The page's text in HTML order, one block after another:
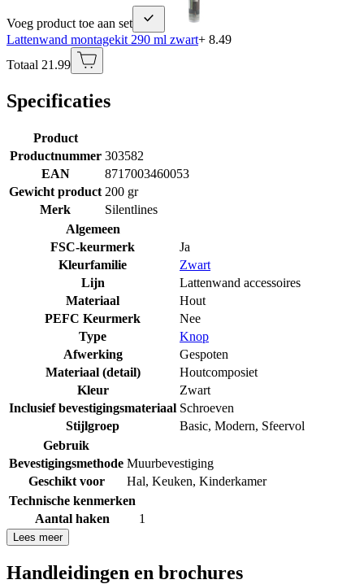
Voeg product toe aan set
Lattenwand montagekit 290 ml zwart+ 8.49
Totaal 21.99
Specificaties
Product
Productnummer 303582
EAN
8717003460053
Gewicht product 200 gr
Merk
Silentlines
Algemeen
FSC-keurmerk
Ja
Kleurfamilie
Zwart
Lijn
Lattenwand accessoires
Materiaal
Hout
PEFC Keurmerk
Nee
Type
Knop
Afwerking
Gespoten
Materiaal (detail)
Houtcomposiet
Kleur
Zwart
Inclusief bevestigingsmateriaal Schroeven
Stijlgroep
Basic, Modern, Sfeervol
Gebruik
Bevestigingsmethode Muurbevestiging
Geschikt voor
Hal, Keuken, Kinderkamer
Technische kenmerken
Aantal haken
1
Lees meer
Handleidingen en brochures